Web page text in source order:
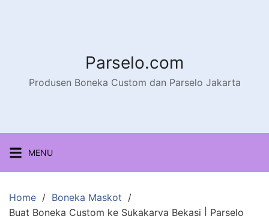
Parselo.com
Produsen Boneka Custom dan Parselo Jakarta
MENU
Home
Boneka Maskot
Buat Boneka Custom ke Sukakarya Bekasi | Parselo